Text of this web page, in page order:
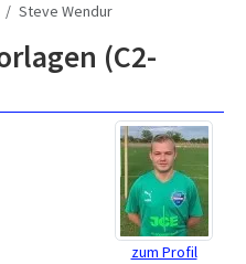
Steve Wendur
(C2-
zum Profil